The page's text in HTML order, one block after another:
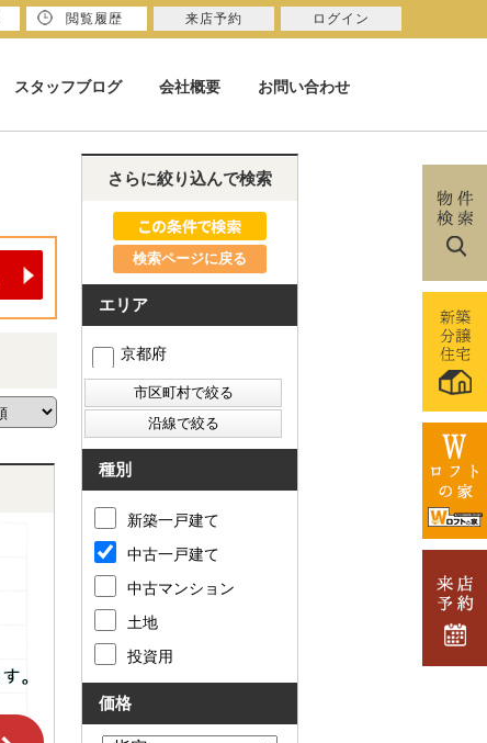
スタッフブログ 会社概要 お問い合わせ
さらに絞り込んで検索
検索ページに戻る
エリア
京都府
種別
新築一戸建て
中古一戸建て
中古マンション
土地
投資用
価格
閲覧履歴 来店予約 ログイン